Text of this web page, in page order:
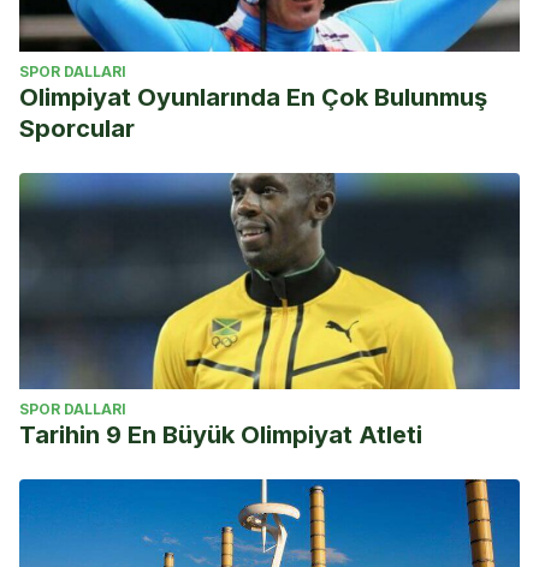
SPOR DALLARI
Olimpiyat Oyunlarında En Çok Bulunmuş
Sporcular
SPOR DALLARI
Tarihin 9 En Büyük Olimpiyat Atleti